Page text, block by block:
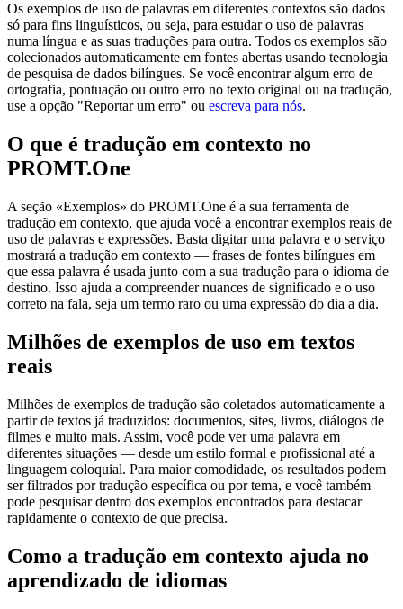
Os exemplos de uso de palavras em diferentes contextos são dados
só para fins linguísticos, ou seja, para estudar o uso de palavras
numa língua e as suas traduções para outra. Todos os exemplos são
colecionados automaticamente em fontes abertas usando tecnologia
de pesquisa de dados bilíngues. Se você encontrar algum erro de
ortografia, pontuação ou outro erro no texto original ou na tradução,
use a opção "Reportar um erro" ou escreva para nós.
O que é tradução em contexto no
PROMT.One
A seção «Exemplos» do PROMT.One é a sua ferramenta de
tradução em contexto, que ajuda você a encontrar exemplos reais de
uso de palavras e expressões. Basta digitar uma palavra e o serviço
mostrará a tradução em contexto — frases de fontes bilíngues em
que essa palavra é usada junto com a sua tradução para o idioma de
destino. Isso ajuda a compreender nuances de significado e o uso
correto na fala, seja um termo raro ou uma expressão do dia a dia.
Milhões de exemplos de uso em textos
reais
Milhões de exemplos de tradução são coletados automaticamente a
partir de textos já traduzidos: documentos, sites, livros, diálogos de
filmes e muito mais. Assim, você pode ver uma palavra em
diferentes situações — desde um estilo formal e profissional até a
linguagem coloquial. Para maior comodidade, os resultados podem
ser filtrados por tradução específica ou por tema, e você também
pode pesquisar dentro dos exemplos encontrados para destacar
rapidamente o contexto de que precisa.
Como a tradução em contexto ajuda no
aprendizado de idiomas